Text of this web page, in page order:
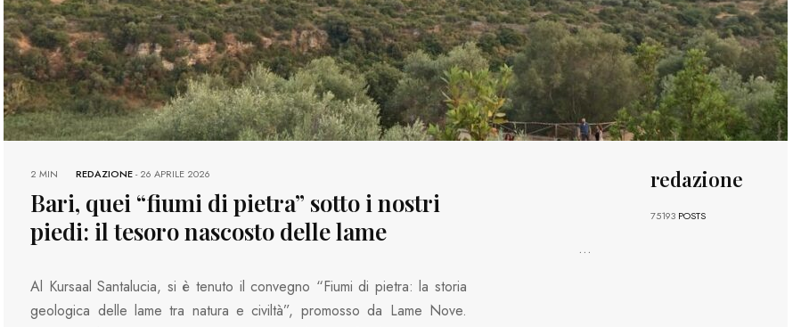
REDAZIONE-26 APRILE 2026
2 MIN
Bari, quei “fiumi di pietra” sotto i nostri
piedi: il tesoro nascosto delle lame
Al Kursaal Santalucia, si è tenuto il convegno “Fiumi di pietra: la storia
geologica delle lame tra natura e civiltà”, promosso da Lame Nove.
redazione
75193 POSTS
...